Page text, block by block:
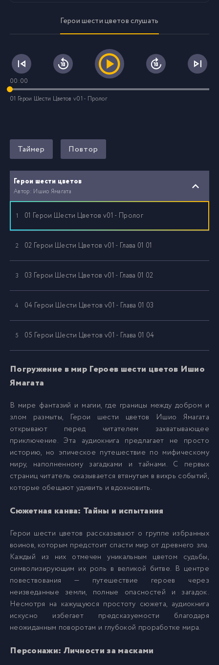
Герои шести цветов слушать
00:00
01 Герои Шести Цветов v01 - Пролог
Таймер Повтор
Герои шести цветов
Автор: Ишио Ямагата
1 01 Герои Шести Цветов v01 - Пролог
2 02 Герои Шести Цветов v01 - Глава 01 01
3 03 Герои Шести Цветов v01 - Глава 01 02
4 04 Герои Шести Цветов v01 - Глава 01 03
5 05 Герои Шести Цветов v01 - Глава 01 04
6 06 Герои Шести Цветов v01 - Глава 01 05
08 Герои Шести Цветов v01 - Глава 02 01
9 09 Герои Шести Цветов v01 - Глава 02 02
10 10 Герои Шести Цветов v01 - Глава 02 03
11 11 Герои Шести Цветов v01 - Глава 02 04
12 12 Герои Шести Цветов v01 - Глава 03 01
13 Герои Шести Цветов v01 - Глава 03 02-1
14 14 Герои Шести Цветов v01 - Глава 03 02-2
Погружение в мир Героев шести цветов Ишио
Ямагата
В мире фантазий и магии, где границы между добром и
злом размыты, Герои шести цветов Ишио Ямагата
открывают перед читателем захватывающее
приключение. Эта аудиокнига предлагает не просто
историю, но эпическое путешествие по мифическому
миру, наполненному загадками и тайнами. С первых
страниц читатель оказывается втянутым в вихрь событий,
которые обещают удивить и вдохновить.
Сюжетная канва: Тайны и испытания
Герои шести цветов рассказывают о группе избранных
воинов, которым предстоит спасти мир от древнего зла.
Каждый из них отмечен уникальным цветом судьбы,
символизирующим их роль в великой битве. В центре
повествования — путешествие героев через
неизведанные земли, полные опасностей и загадок.
Несмотря на кажущуюся простоту сюжета, аудиокнига
искусно избегает предсказуемости благодаря
неожиданным поворотам и глубокой проработке мира.
Персонажи: Личности за масками